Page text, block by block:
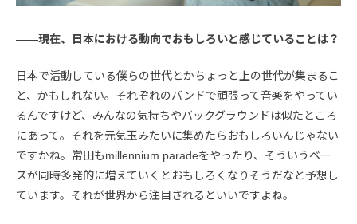
――現在、日本における動向でおもしろいと感じていることは？
日本で活動している僕らの世代とかちょっと上の世代が集まるこ
と、かもしれない。それぞれのバンドで頑張って音楽をやってい
るんですけど、みんなの気持ちやバックグラウンドは似たところ
にあって。それを元気玉みたいに集めたらおもしろいんじゃない
ですかね。常田もmillennium paradeをやったり、そういうベー
スが同時多発的に増えていくとおもしろくなりそうだなと予想し
ています。それが世界から注目されるといいですよね。